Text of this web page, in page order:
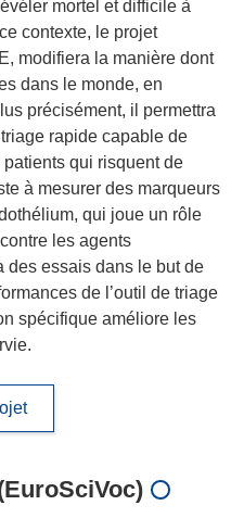
mortel et difficile à
contexte, le projet
modifiera la manière dont
dans le monde, en
précisément, il permettra
rapide capable de
qui risquent de
à mesurer des marqueurs
qui joue un rôle
les agents
des essais dans le but de
de l’outil de triage
spécifique améliore les